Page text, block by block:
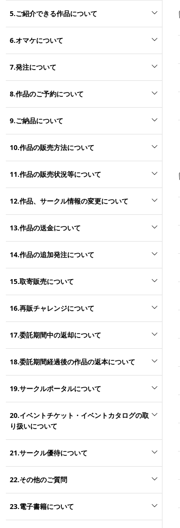
5.ご紹介できる作品について
6.オマケについて
7.発注について
8.作品のご予約について
9.ご納品について
10.作品の販売方法について
11.作品の販売状況等について
12.作品、サークル情報の変更について
13.作品の送金について
14.作品の追加発注について
15.取寄販売について
16.再販チャレンジについて
17.委託期間中の返却について
18.委託期間経過後の作品の返本について
19.サークルポータルについて
20.イベントチケット・イベントカタログの取
り扱いについて
21.サークル優待について
22.その他のご質問
23.電子書籍について